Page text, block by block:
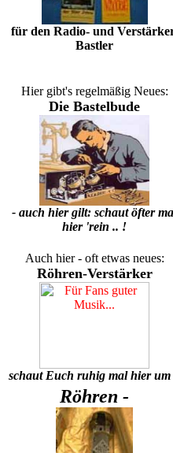
für den Radio- und
Bastler
Hier gibt's regelmäßig Neues:
Die Bastelbude
- auch hier gilt: schaut öfter
hier 'rein .. !
Auch hier - oft etwas neues:
Röhren-Verstärker
schaut Euch ruhig mal hier um
Röhren -